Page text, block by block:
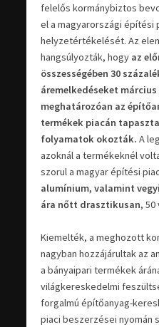
felelős kormánybiztos
el a magyarországi építési
helyzetértékelését. Az
hangsúlyozták, hogy az
összességében 30
áremelkedéseket
meghatározóan az
termékek piacán
folyamatok okozták. A
azoknál a termékeknél
szorul a magyar építési
alumínium, valamint
ára nőtt drasztikusan, 50
Kiemelték, a meghozott
nagyban hozzájárultak az
a bányaipari termékek
világkereskedelmi
forgalmú építőanyag-
piaci beszerzései nyomán